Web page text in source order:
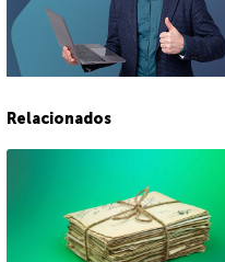
Relacionados